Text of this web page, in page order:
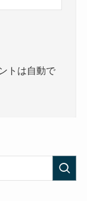
トは自動で